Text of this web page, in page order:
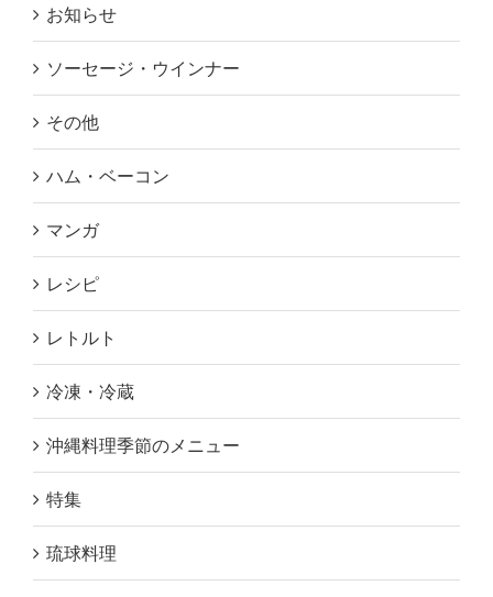
お知らせ
ソーセージ・ウインナー
その他
ハム・ベーコン
マンガ
レシピ
レトルト
冷凍・冷蔵
沖縄料理季節のメニュー
特集
琉球料理